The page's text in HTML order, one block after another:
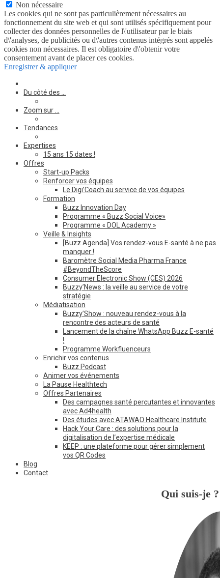
Non nécessaire
Les cookies qui ne sont pas particulièrement nécessaires au
fonctionnement du site web et qui sont utilisés spécifiquement pour
collecter des données personnelles de l\'utilisateur par le biais
d\'analyses, de publicités ou d\'autres contenus intégrés sont appelés
cookies non nécessaires. Il est obligatoire d\'obtenir votre
consentement avant de placer ces cookies.
Enregistrer & appliquer
Du côté des …
Zoom sur …
Tendances
Expertises
15 ans 15 dates !
Offres
Start-up Packs
Renforcer vos équipes
Le Digi’Coach au service de vos équipes
Formation
Buzz Innovation Day
Programme « Buzz Social Voice»
Programme « DOL Academy »
Veille & Insights
[Buzz Agenda] Vos rendez-vous E-santé à ne pas
manquer !
Baromètre Social Media Pharma France
#BeyondTheScore
Consumer Electronic Show (CES) 2026
Buzzy’News : la veille au service de votre
stratégie
Médiatisation
Buzzy’Show : nouveau rendez-vous à la
rencontre des acteurs de santé
Lancement de la chaîne WhatsApp Buzz E-santé
!
Programme Workfluenceurs
Enrichir vos contenus
Buzz Podcast
Animer vos événements
La Pause Healthtech
Offres Partenaires
Des campagnes santé percutantes et innovantes
avec Ad4health
Des études avec ATAWAO Healthcare Institute
Hack Your Care : des solutions pour la
digitalisation de l’expertise médicale
KEEP : une plateforme pour gérer simplement
vos QR Codes
Blog
Contact
Qui suis-je ?